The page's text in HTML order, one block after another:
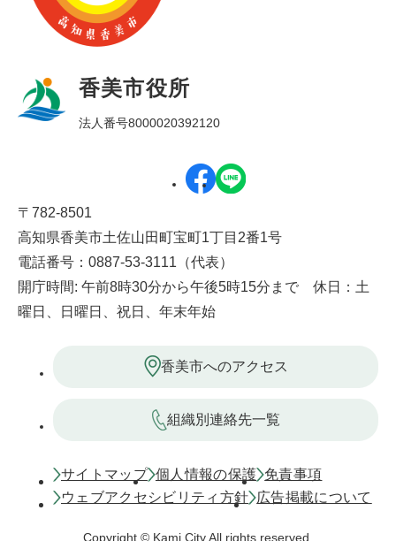
香美市役所
法人番号8000020392120
〒782-8501
高知県香美市土佐山田町宝町1丁目2番1号
電話番号：0887-53-3111（代表）
開庁時間: 午前8時30分から午後5時15分まで 休日：土
曜日、日曜日、祝日、年末年始
香美市へのアクセス
組織別連絡先一覧
サイトマップ 個人情報の保護 免責事項
ウェブアクセシビリティ方針
広告掲載について
Copyright © Kami City All rights reserved.